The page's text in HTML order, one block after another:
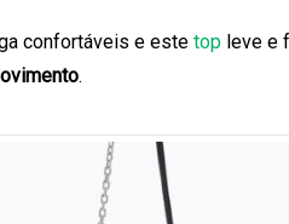
confortáveis e este topleve e
.